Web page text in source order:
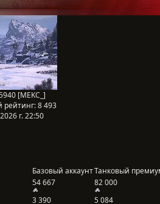
[MEKC_]
8 493
г. 22:50
Базовый аккаунтТанковый
54 667
82 000
3 390 5 084